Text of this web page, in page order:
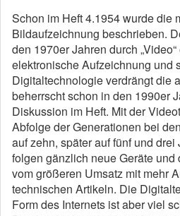
Schon im Heft 4.1954 wurde die
Bildaufzeichnung beschrieben.
den 1970er Jahren durch
elektronische Aufzeichnung und
Digitaltechnologie verdrängt die
beherrscht schon in den 1990er
Diskussion im Heft. Mit der
Abfolge der Generationen bei
auf zehn, später auf fünf und
folgen gänzlich neue Geräte und
vom größeren Umsatz mit mehr
technischen Artikeln. Die
Form des Internets ist aber viel